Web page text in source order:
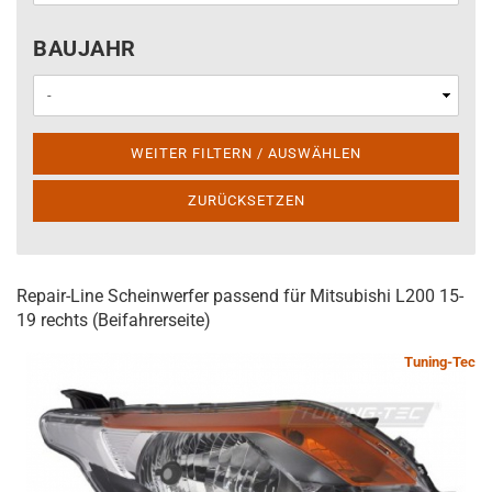
BAUJAHR
BAUJAHR
WEITER FILTERN / AUSWÄHLEN
ZURÜCKSETZEN
Repair-Line Scheinwerfer passend für Mitsubishi L200 15-
19 rechts (Beifahrerseite)
Tuning-Tec